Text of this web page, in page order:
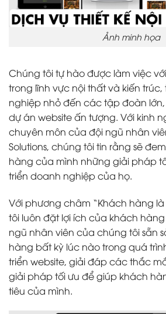
Ảnh minh họa
Chúng tôi tự hào được làm việc
trong lĩnh vực nội thất và kiến
nghiệp nhỏ đến các tập đoàn
dự án website ấn tượng. Với kinh
chuyên môn của đội ngũ nhân
Solutions, chúng tôi tin rằng sẽ
hàng của mình những giải pháp
triển doanh nghiệp của họ.
Với phương châm “Khách hàng
tôi luôn đặt lợi ích của khách
ngũ nhân viên của chúng tôi sẵn
hàng bất kỳ lúc nào trong quá
triển website, giải đáp các thắc
giải pháp tối ưu để giúp khách
tiêu của mình.